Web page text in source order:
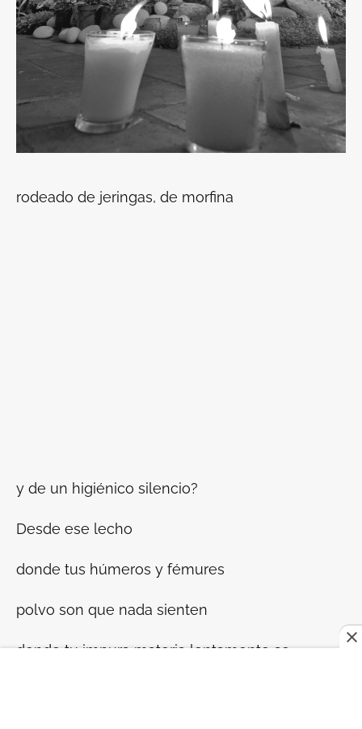
rodeado de jeringas, de morfina
y de un higiénico silencio?
Desde ese lecho
donde tus húmeros y fémures
polvo son que nada sienten
donde tu impura materia lentamente se